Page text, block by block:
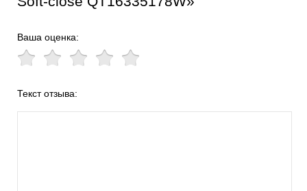
Ваша оценка:
Текст отзыва: